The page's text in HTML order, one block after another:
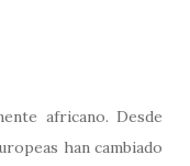
africano. Desde
han cambiado